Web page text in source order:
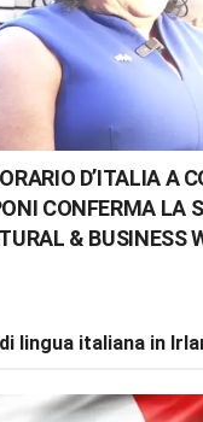
D’ITALIA A
CONFERMA LA
& BUSINESS
lingua italiana in